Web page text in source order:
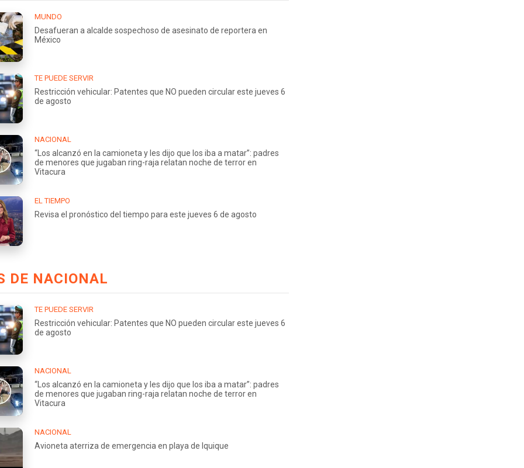
MUNDO
Desafueran a alcalde sospechoso de asesinato de reportera en
México
TE PUEDE SERVIR
Restricción vehicular: Patentes que NO pueden circular este jueves 6
de agosto
NACIONAL
“Los alcanzó en la camioneta y les dijo que los iba a matar”: padres
de menores que jugaban ring-raja relatan noche de terror en
Vitacura
EL TIEMPO
Revisa el pronóstico del tiempo para este jueves 6 de agosto
DE NACIONAL
TE PUEDE SERVIR
Restricción vehicular: Patentes que NO pueden circular este jueves 6
de agosto
NACIONAL
“Los alcanzó en la camioneta y les dijo que los iba a matar”: padres
de menores que jugaban ring-raja relatan noche de terror en
Vitacura
NACIONAL
Avioneta aterriza de emergencia en playa de Iquique